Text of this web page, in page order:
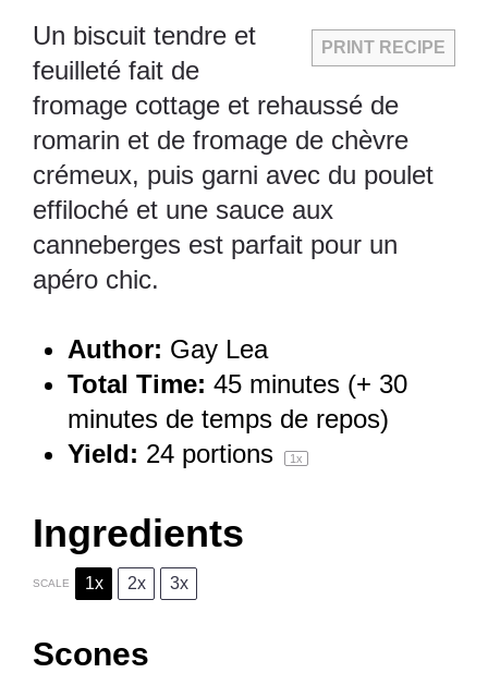
PRINT RECIPE
Un biscuit tendre et
feuilleté fait de
fromage cottage et rehaussé de
romarin et de fromage de chèvre
crémeux, puis garni avec du poulet
effiloché et une sauce aux
canneberges est parfait pour un
apéro chic.
Author: Gay Lea
Total Time: 45 minutes (+ 30
minutes de temps de repos)
Yield: 24 portions 1x
Ingredients
SCALE 1x 2x 3x
Scones